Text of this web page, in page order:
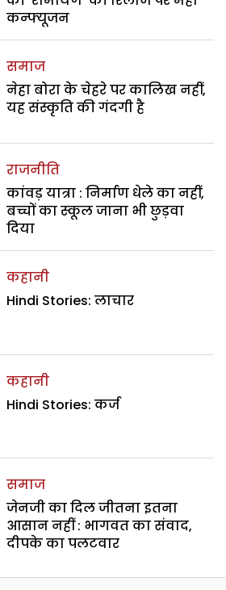
कन्फ्यूजन
समाज
नेहा बोरा के चेहरे पर कालिख नहीं,
यह संस्कृति की गंदगी है
राजनीति
कांवड़ यात्रा : निर्माण धेले का नहीं,
बच्चों का स्कूल जाना भी छुड़वा
दिया
कहानी
Hindi Stories: लाचार
कहानी
Hindi Stories: कर्ज
समाज
जेनजी का दिल जीतना इतना
आसान नहीं : भागवत का संवाद,
दीपके का पलटवार